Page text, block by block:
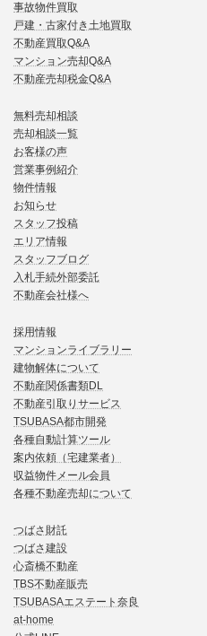
事故物件買取
戸建・古家付き土地買取
不動産買取Q&A
マンション売却Q&A
不動産売却税金Q&A
無料売却相談
売却相談一覧
お客様の声
営業事例紹介
物件情報
お知らせ
スタッフ投稿
エリア情報
スタッフブログ
入札手続外部委託
不動産会社様へ
採用情報
マンションライブラリー
建物解体について
不動産関係書類DL
不動産引取りサービス
TSUBASA都市開発
各種自動計算ツール
案内依頼（宅建業者）
収益物件メール会員
各種不動産売却について
つばさ財託
つばさ建設
心斎橋不動産
TBS不動産販売
TSUBASAエステート奈良
at-home